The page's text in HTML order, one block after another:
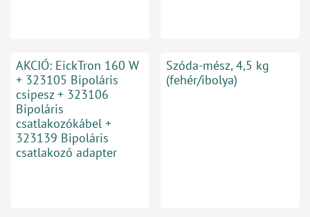
AKCIÓ: EickTron 160 W
+ 323105 Bipoláris
csipesz + 323106
Bipoláris
csatlakozókábel +
323139 Bipoláris
csatlakozó adapter
Szóda-mész, 4,5 kg
(fehér/ibolya)